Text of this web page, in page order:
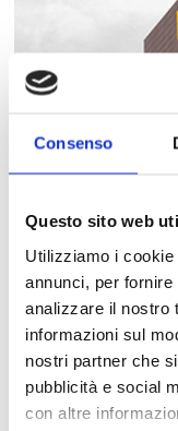
Consenso
Questo sito web
Utilizziamo i
annunci, per
analizzare il nostro
informazioni sul
nostri partner che
pubblicità e social
con altre
Trova in un